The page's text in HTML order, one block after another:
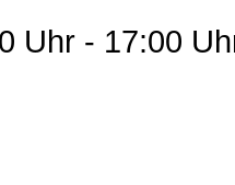
Uhr - 17:00